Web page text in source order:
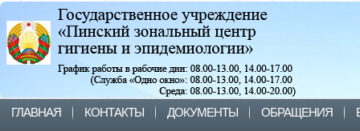
ГЛАВНАЯ КОНТАКТЫ ДОКУМЕНТЫ ОБРАЩЕНИЯ